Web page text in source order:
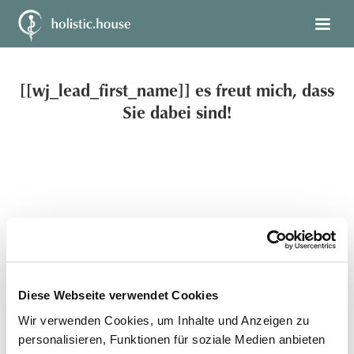
Diese Webseite verwendet Cookies
Wir verwenden Cookies, um Inhalte und Anzeigen zu
personalisieren, Funktionen für soziale Medien anbieten
[[wj_lead_first_name]] es freut mich, dass
Sie dabei sind!